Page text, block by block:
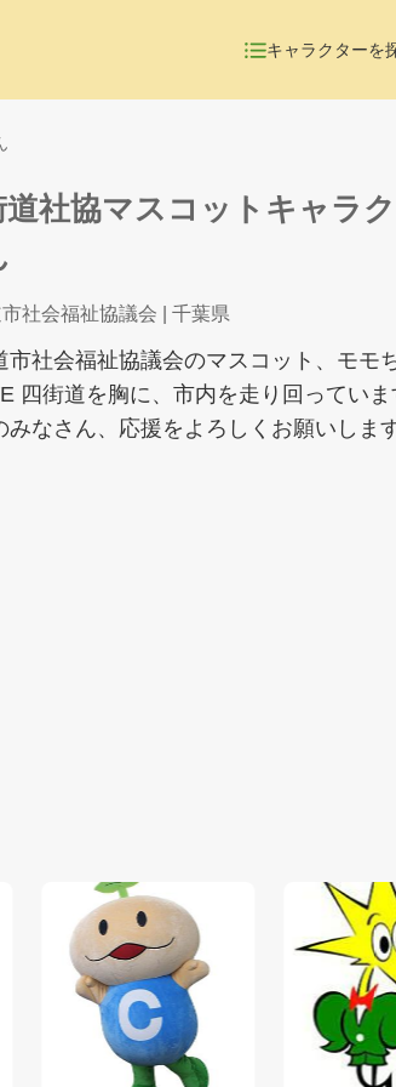
キャラクターを
道社協マスコットキャラ
市社会福祉協議会 | 千葉県
市社会福祉協議会のマスコット、モモ
四街道を胸に、市内を走り回っていま
みなさん、応援をよろしくお願いします